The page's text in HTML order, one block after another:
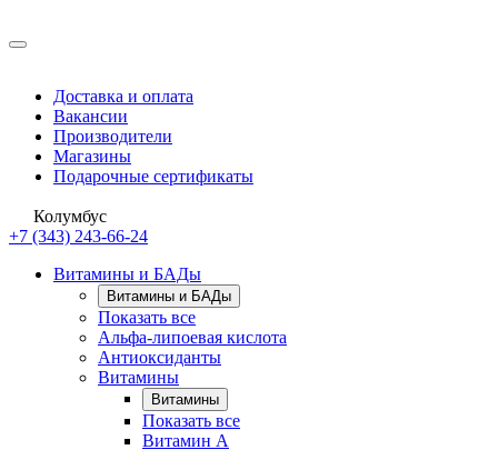
Доставка и оплата
Вакансии
Производители
Магазины
Подарочные сертификаты
Колумбус
+7 (343) 243-66-24
Витамины и БАДы
Витамины и БАДы
Показать все
Альфа-липоевая кислота
Антиоксиданты
Витамины
Витамины
Показать все
Витамин A